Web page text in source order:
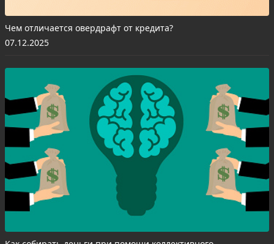
Чем отличается овердрафт от кредита?
07.12.2025